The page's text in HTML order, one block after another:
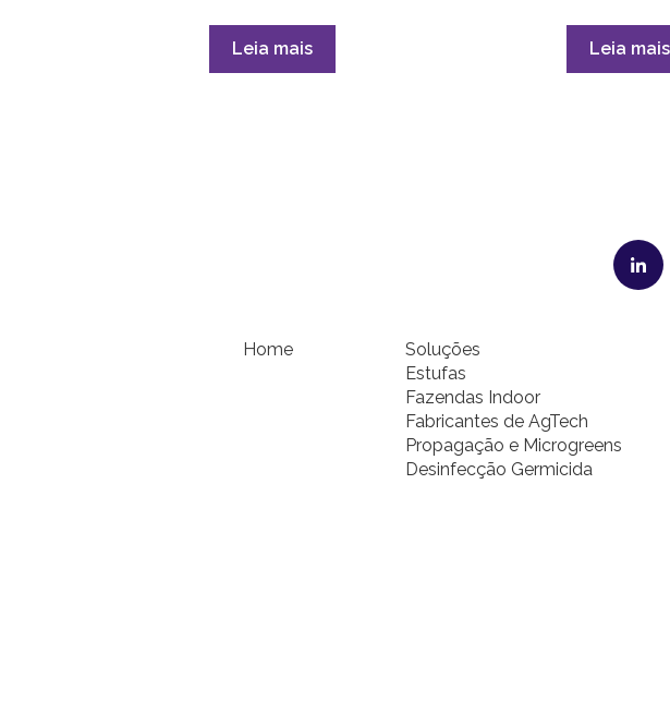
Leia mais Leia mais
Home
Soluções
Estufas
Fazendas Indoor
Fabricantes de AgTech
Propagação e Microgreens
Desinfecção Germicida